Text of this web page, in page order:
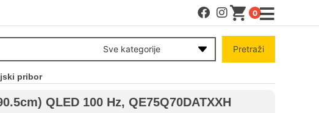
0
Sve kategorije Pretraži
pribor
QLED 100 Hz, QE75Q70DATXXH
Račun
Pomoć pri kupovini